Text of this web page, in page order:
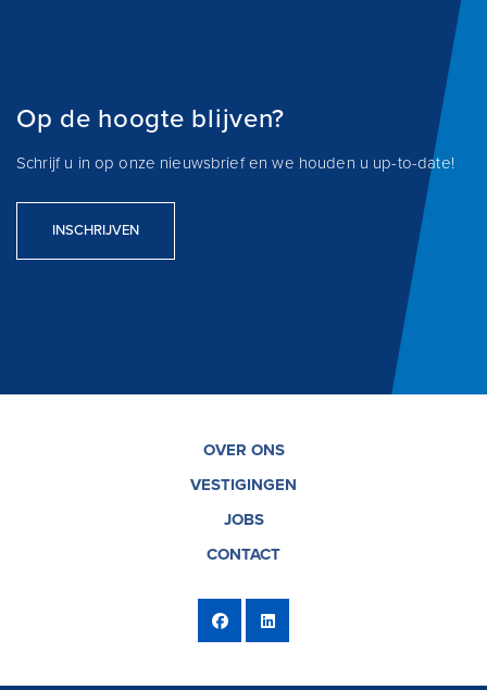
Op de hoogte blijven?
Schrijf u in op onze nieuwsbrief en we houden u up-to-date!
INSCHRIJVEN
OVER ONS
VESTIGINGEN
JOBS
CONTACT